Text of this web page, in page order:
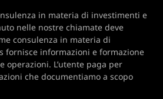
in materia di investimenti e
nelle nostre chiamate deve
consulenza in materia di
fornisce informazioni e formazione
operazioni. L’utente paga per
che documentiamo a scopo